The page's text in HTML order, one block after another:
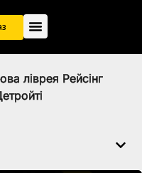
ліврея Рейсінг